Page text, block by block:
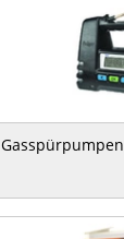
Gasspürpumpen